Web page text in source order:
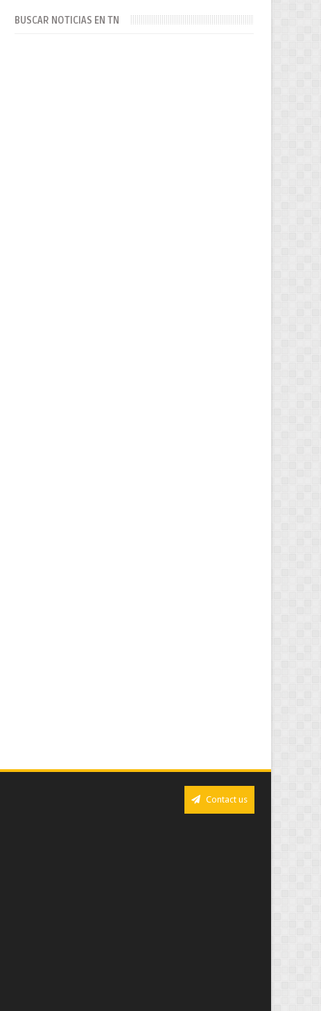
BUSCAR NOTICIAS EN TN
Contact us